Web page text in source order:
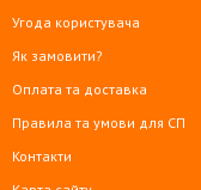
Угода користувача
Як замовити?
Оплата та доставка
Правила та умови для СП
Контакти